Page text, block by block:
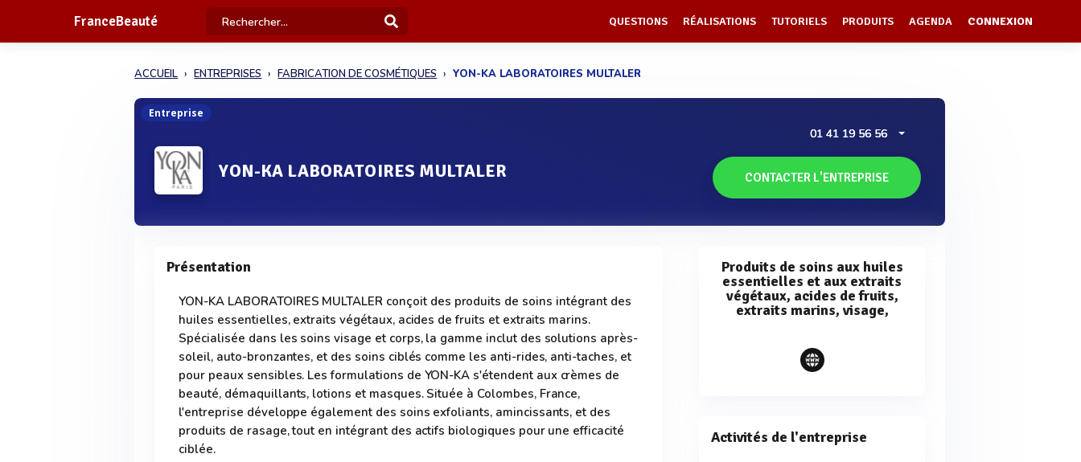
FranceBeauté QUESTIONS RÉALISATIONS TUTORIELS PRODUITS AGENDA CONNEXION
ACCUEIL ENTREPRISES FABRICATION DE COSMÉTIQUES YON-KA LABORATOIRES MULTALER
Entreprise
YON-KA LABORATOIRES MULTALER
01 41 19 56 56
CONTACTER L'ENTREPRISE
Présentation
YON-KA LABORATOIRES MULTALER conçoit des produits de soins intégrant des
huiles essentielles, extraits végétaux, acides de fruits et extraits marins.
Spécialisée dans les soins visage et corps, la gamme inclut des solutions après-
soleil, auto-bronzantes, et des soins ciblés comme les anti-rides, anti-taches, et
pour peaux sensibles. Les formulations de YON-KA s'étendent aux crèmes de
beauté, démaquillants, lotions et masques. Située à Colombes, France,
l'entreprise développe également des soins exfoliants, amincissants, et des
produits de rasage, tout en intégrant des actifs biologiques pour une efficacité
ciblée.
Produits de soins aux huiles
essentielles et aux extraits
végétaux, acides de fruits,
extraits marins, visage,
Activités de l'entreprise